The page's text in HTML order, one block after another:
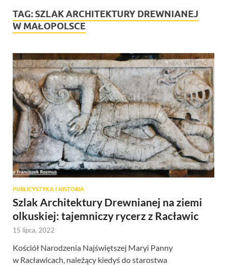
TAG: SZLAK ARCHITEKTURY DREWNIANEJ
W MAŁOPOLSCE
PUBLICYSTYKA I HISTORIA
Szlak Architektury Drewnianej na ziemi
olkuskiej: tajemniczy rycerz z Racławic
15 lipca, 2022
Kościół Narodzenia Najświętszej Maryi Panny
w Racławicach, należący kiedyś do starostwa